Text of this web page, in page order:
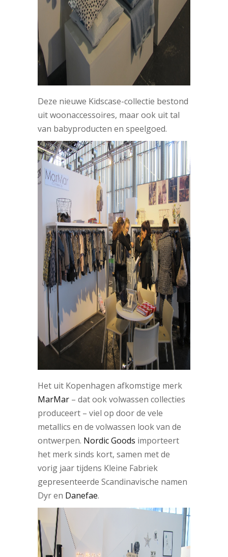
Deze nieuwe Kidscase-collectie bestond
uit woonaccessoires, maar ook uit tal
van babyproducten en speelgoed.
Het uit Kopenhagen afkomstige merk
MarMar – dat ook volwassen collecties
produceert – viel op door de vele
metallics en de volwassen look van de
ontwerpen. Nordic Goods importeert
het merk sinds kort, samen met de
vorig jaar tijdens Kleine Fabriek
gepresenteerde Scandinavische namen
Dyr en Danefae.